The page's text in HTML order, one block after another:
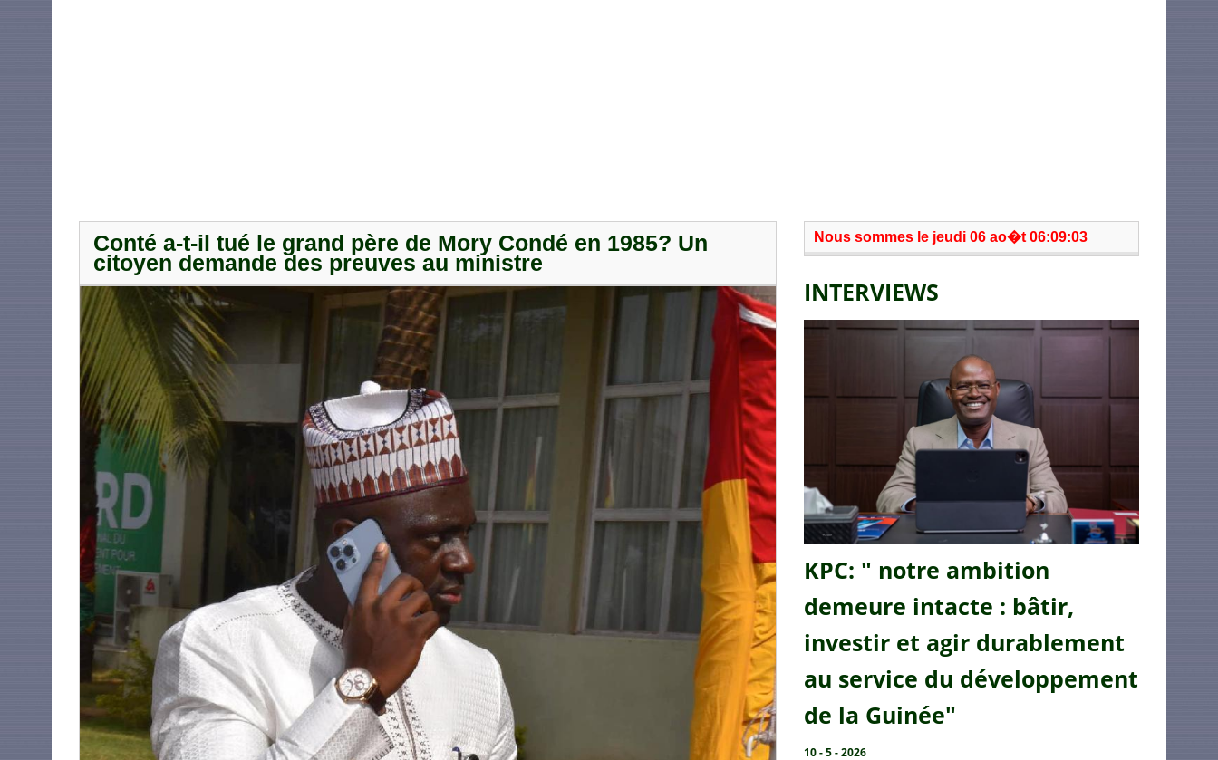
Conté a-t-il tué le grand père de Mory Condé en 1985? Un
citoyen demande des preuves au ministre
Nous sommes le jeudi 06 ao�t 06:09:03
INTERVIEWS
KPC: " notre ambition
demeure intacte : bâtir,
investir et agir durablement
au service du développement
de la Guinée"
10 - 5 - 2026